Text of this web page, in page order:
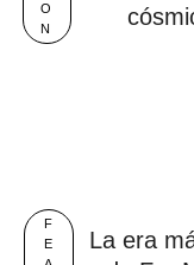
O
N
F
E
La era